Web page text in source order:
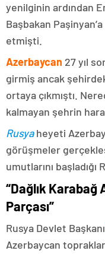
yenilginin ardından
Başbakan
etmişti.
Azerbaycan 27 yıl
girmiş ancak
ortaya çıkmıştı.
kalmayan şehrin
Rusyaheyeti
görüşmeler
umutlarını başladığı
“Dağlık Karabağ
Parçası”
Rusya Devlet Başkanı
Azerbaycan